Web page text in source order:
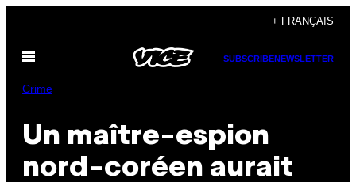
content
+ FRANÇAIS
Open
SUBSCRIBENEWSLETTER
Crime
Un maître-espion
nord-coréen aurait